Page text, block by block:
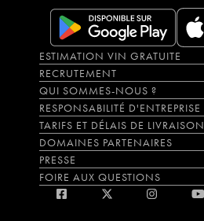
ESTIMATION VIN GRATUITE
RECRUTEMENT
QUI SOMMES-NOUS ?
RESPONSABILITÉ D'ENTREPRISE
TARIFS ET DÉLAIS DE LIVRAISON
DOMAINES PARTENAIRES
PRESSE
FOIRE AUX QUESTIONS